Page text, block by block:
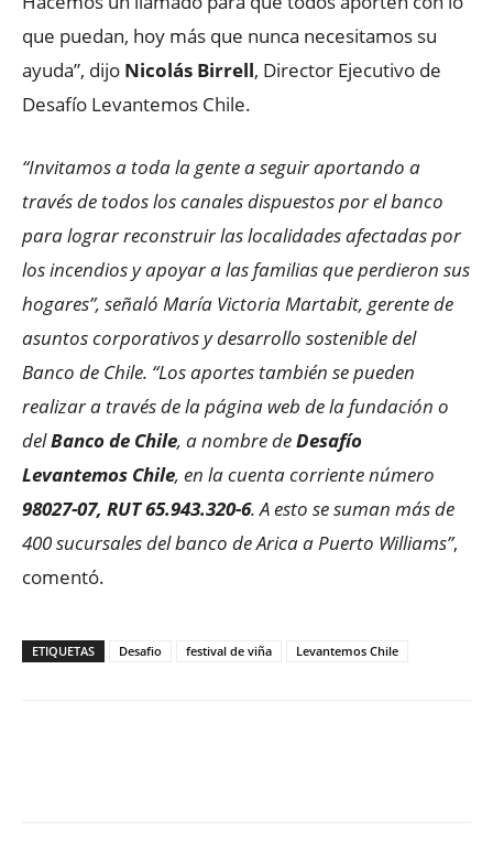
que puedan, hoy más que nunca necesitamos su
ayuda”, dijo Nicolás Birrell, Director Ejecutivo de
Desafío Levantemos Chile.
“Invitamos a toda la gente a seguir aportando a
través de todos los canales dispuestos por el banco
para lograr reconstruir las localidades afectadas por
los incendios y apoyar a las familias que perdieron sus
hogares”, señaló María Victoria Martabit, gerente de
asuntos corporativos y desarrollo sostenible del
Banco de Chile. “Los aportes también se pueden
realizar a través de la página web de la fundación o
delBanco de Chile, a nombre deDesafío
Levantemos Chile, en la cuenta corriente número
98027-07, RUT 65.943.320-6. A esto se suman más de
400 sucursales del banco de Arica a Puerto Williams”,
comentó.
ETIQUETAS Desafio festival de viña Levantemos Chile